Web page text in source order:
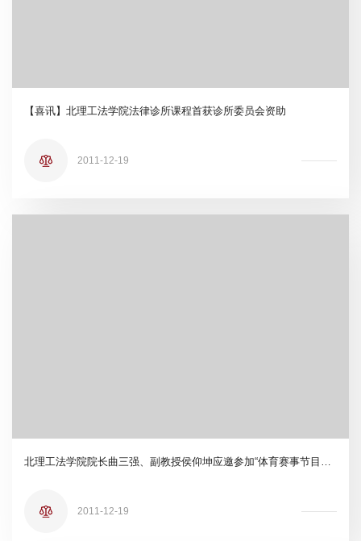
【喜讯】北理工法学院法律诊所课程首获诊所委员会资助
2011-12-19
2011-12-19